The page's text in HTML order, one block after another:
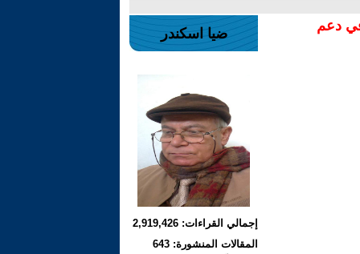
في دعم ضيا اسكندر
إجمالي القراءات: 2,919,426
المقالات المنشورة: 643